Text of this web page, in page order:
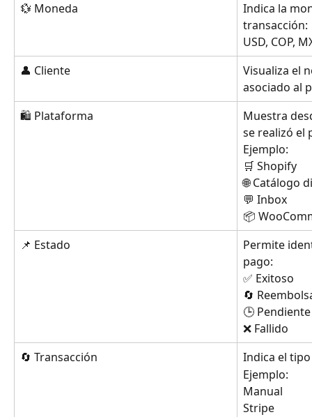
💱 Moneda
Indica la
transacción:
USD, COP,
👤 Cliente
Visualiza el
asociado al
🛍️ Plataforma
Muestra
se realizó el
Ejemplo:
🛒 Shopify
🌐 Catálogo
💬 Inbox
📦
📌 Estado
Permite
pago:
✅ Exitoso
🔄
🕒 Pendiente
❌ Fallido
🔄 Transacción
Indica el
Ejemplo:
Manual
Stripe